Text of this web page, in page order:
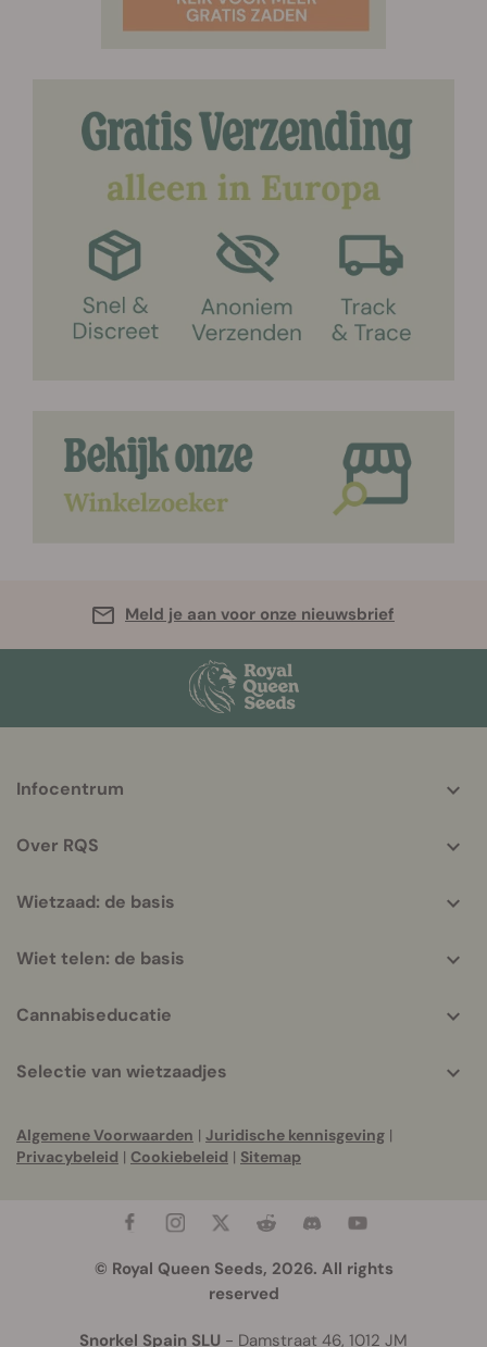
Meld je aan voor onze nieuwsbrief
helpful
Infocentrum
Over RQS
Wietzaad: de basis
Wiet telen: de basis
Cannabiseducatie
Selectie van wietzaadjes
Algemene Voorwaarden | Juridische kennisgeving |
Privacybeleid | Cookiebeleid | Sitemap
© Royal Queen Seeds, 2026. All rights
reserved
Snorkel Spain SLU - Damstraat 46, 1012 JM